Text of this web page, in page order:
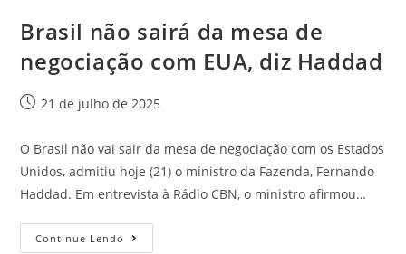
Brasil não sairá da mesa de
negociação com EUA, diz Haddad
21 de julho de 2025
O Brasil não vai sair da mesa de negociação com os Estados
Unidos, admitiu hoje (21) o ministro da Fazenda, Fernando
Haddad. Em entrevista à Rádio CBN, o ministro afirmou…
Continue Lendo